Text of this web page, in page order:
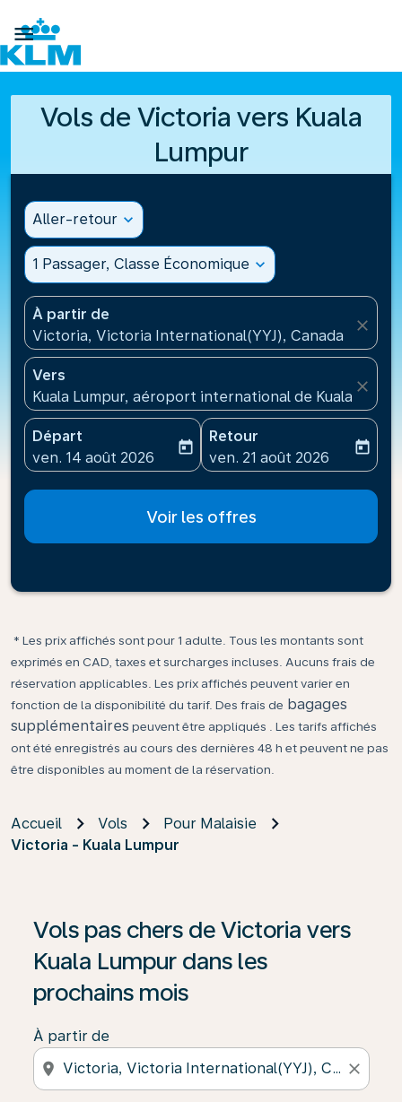

Vols de Victoria vers Kuala
Lumpur
Aller-retour expand_more
1 Passager, Classe Économique expand_more
À partir de
Victoria, Victoria International(YYJ), Canada
close
Vers
Kuala Lumpur, aéroport international de Kuala
close
Départ
fc-booking-departure-date-aria-label
ven. 14 août 2026
today
Retour
fc-booking-return-date-
ven. 21 août 2026
today
Voir les offres
* Les prix affichés sont pour 1 adulte. Tous les montants sont
exprimés en CAD, taxes et surcharges incluses. Aucuns frais de
réservation applicables. Les prix affichés peuvent varier en
fonction de la disponibilité du tarif. Des frais de bagages
supplémentaires peuvent être appliqués . Les tarifs affichés
ont été enregistrés au cours des dernières 48 h et peuvent ne pas
être disponibles au moment de la réservation.
Accueil Vols
Pour Malaisie
Victoria - Kuala Lumpur
Vols pas chers de Victoria vers
Kuala Lumpur dans les
prochains mois
À partir de
location_on close
Si aucun résultat n’est disponible, cliquez sur «